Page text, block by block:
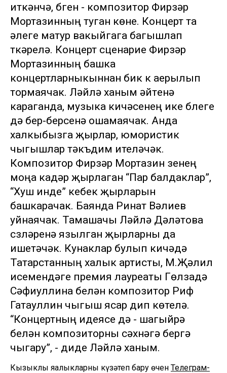
иткәнчә, бүген - композитор Фирзәр
Мортазинның туган көне. Концерт та
әлеге матур вакыйгага багышлап
үткәрелә. Концерт сценарие Фирзәр
Мортазинның башка
концертларныкыннан бик үк аерылып
тормаячак. Ләйлә ханым әйтүенә
караганда, музыка кичәсенең ике бүлеге
дә бер-берсенә ошамаячак. Анда
халкыбызга җырлар, юмористик
чыгышлар тәкъдим ителәчәк.
Композитор Фирзәр Мортазин үзенең
моңа кадәр җырлаган “Пар балдаклар”,
“Хуш инде” кебек җырларын
башкарачак. Баянда Ринат Вәлиев
уйнаячак. Тамашачы Ләйлә Дәүләтова
сүзләренә язылган җырларны да
ишетәчәк. Кунаклар булып кичәдә
Татарстанның халык артисты, М.Җәлил
исемендәге премия лауреаты Гөлзадә
Сәфиуллина белән композитор Риф
Гатауллин чыгыш ясар дип көтелә.
“Концертның идеясе дә - шагыйрә
белән композиторны сәхнәгә бергә
чыгару”, - диде Ләйлә ханым.
Кызыклы яңалыкларны күзәтеп бару өчен Телеграм-